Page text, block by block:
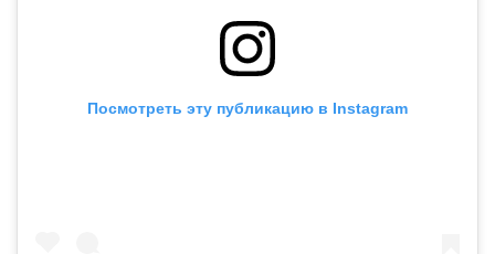
Посмотреть эту публикацию в Instagram